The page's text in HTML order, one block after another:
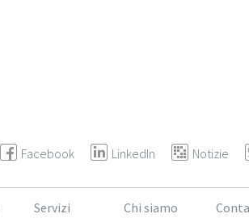
Facebook LinkedIn Notizie
Servizi
Chi siamo